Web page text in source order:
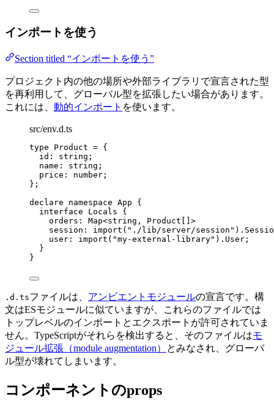
インポートを使う
Section titled “インポートを使う”
プロジェクト内の他の場所や外部ライブラリで宣言された型
を再利用して、グローバル型を拡張したい場合があります。
これには、 動的インポート を使います。
src/env.d.ts
type Product = {
id : string ;
name : string ;
price : number ;
};
declare
namespace App {
interface Locals {
orders : Map<string , Product []>
session : import ( " ./lib/server/session " ).
user : import ( "my-external-library" ). User ;
}
}
.d.tsファイルは、 アンビエントモジュールの宣言です。構
文はESモジュールに似ていますが、これらのファイルでは
トップレベルのインポートとエクスポートが許可されていま
せん。TypeScriptがそれらを検出すると、そのファイルはモ
ジュール拡張（module augmentation）
とみなされ、グローバ
ル型が壊れてしまいます。
コンポーネントのprops